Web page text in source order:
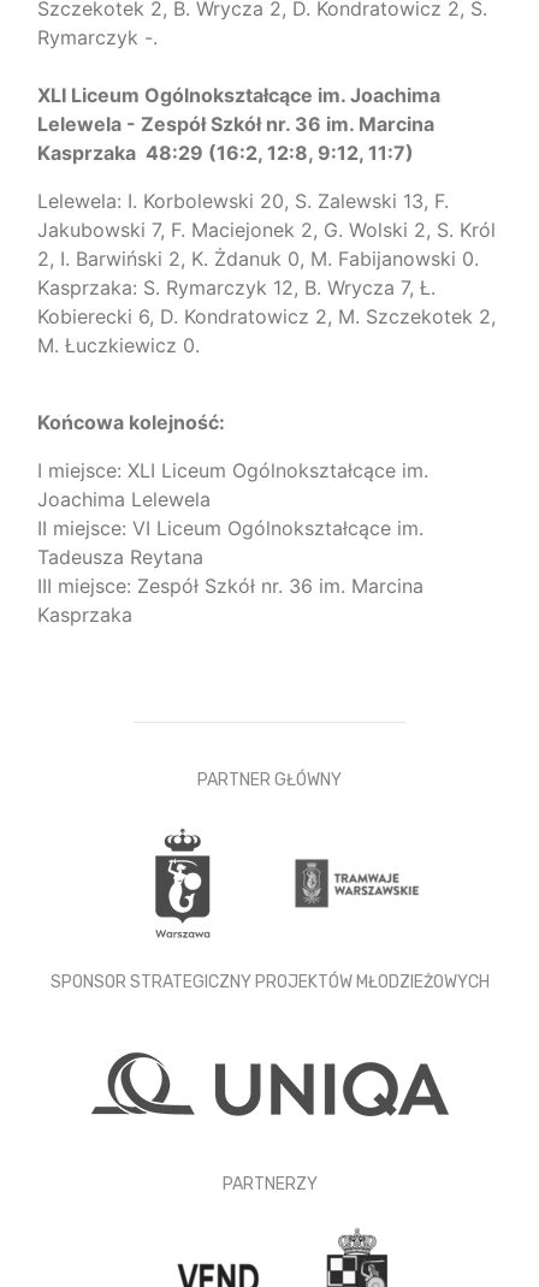
Szczekotek 2, B. Wrycza 2, D. Kondratowicz 2, S.
Rymarczyk -.
XLI Liceum Ogólnokształcące im. Joachima
Lelewela - Zespół Szkół nr. 36 im. Marcina
Kasprzaka 48:29 (16:2, 12:8, 9:12, 11:7)
Lelewela: I. Korbolewski 20, S. Zalewski 13, F.
Jakubowski 7, F. Maciejonek 2, G. Wolski 2, S. Król
2, I. Barwiński 2, K. Żdanuk 0, M. Fabijanowski 0.
Kasprzaka: S. Rymarczyk 12, B. Wrycza 7, Ł.
Kobierecki 6, D. Kondratowicz 2, M. Szczekotek 2,
M. Łuczkiewicz 0.
Końcowa kolejność:
I miejsce: XLI Liceum Ogólnokształcące im.
Joachima Lelewela
II miejsce: VI Liceum Ogólnokształcące im.
Tadeusza Reytana
III miejsce: Zespół Szkół nr. 36 im. Marcina
Kasprzaka
PARTNER GŁÓWNY
SPONSOR STRATEGICZNY PROJEKTÓW MŁODZIEŻOWYCH
PARTNERZY